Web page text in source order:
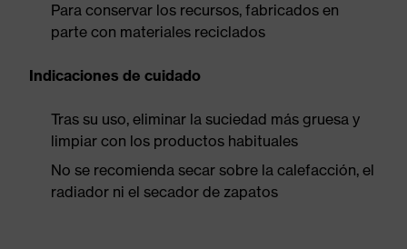
Para conservar los recursos, fabricados en
parte con materiales reciclados
Indicaciones de cuidado
Tras su uso, eliminar la suciedad más gruesa y
limpiar con los productos habituales
No se recomienda secar sobre la calefacción, el
radiador ni el secador de zapatos